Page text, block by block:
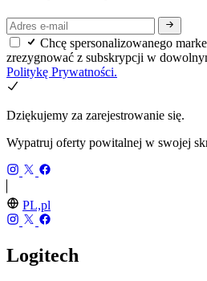
Chcę spersonalizowanego
zrezygnować z subskrypcji w
Politykę Prywatności.
Dziękujemy za zarejestrowanie się.
Wypatruj oferty powitalnej w swojej
PL,pl
Logitech